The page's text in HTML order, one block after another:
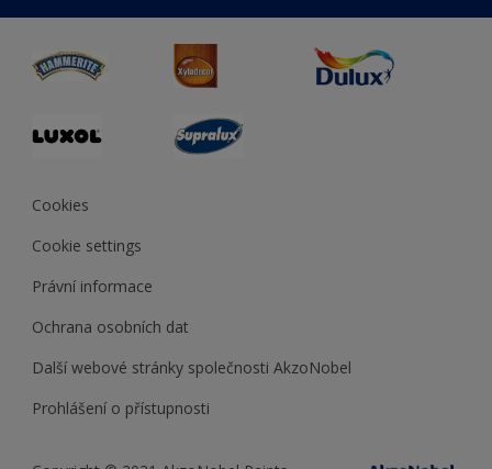
duluxprodejnabarev.cz
duluxpredajnafarieb.sk
Cookies
Cookie settings
Právní informace
Ochrana osobních dat
Další webové stránky společnosti AkzoNobel
Prohlášení o přístupnosti